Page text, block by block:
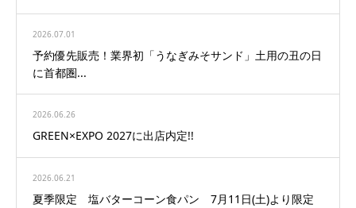
2026.07.01
予約優先販売！業界初「うなぎみそサンド」土用の丑の日
に首都圏...
2026.06.26
GREEN×EXPO 2027に出店内定!!
2026.06.21
夏季限定 塩バターコーン食パン 7月11日(土)より限定